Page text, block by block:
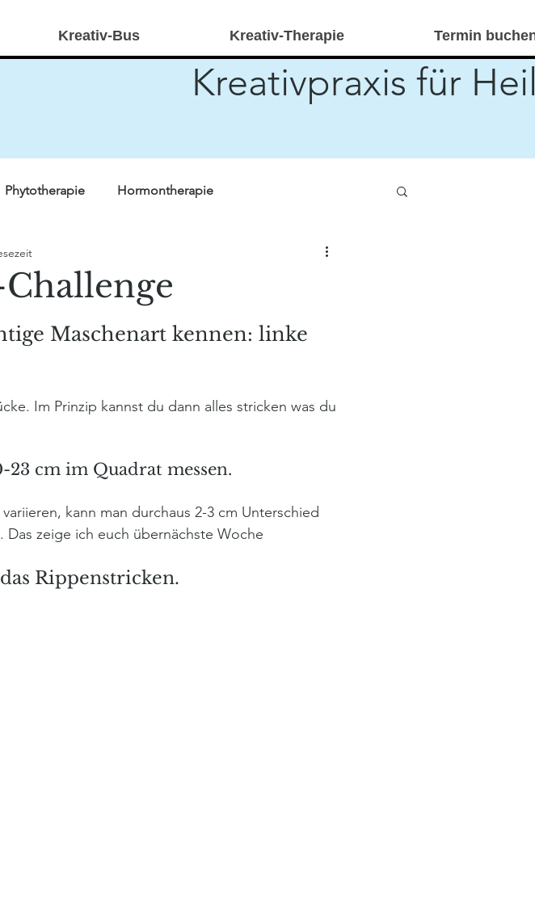
Kreativ-Bus Kreativ-Therapie Termin
Kreativpraxis für
Phytotherapie Hormontherapie
Stricken
Maschenart kennen: linke
Im Prinzip kannst du dann alles stricken was du
23 cm im Quadrat messen.
kann man durchaus 2-3 cm Unterschied
zeige ich euch übernächste Woche
Rippenstricken.